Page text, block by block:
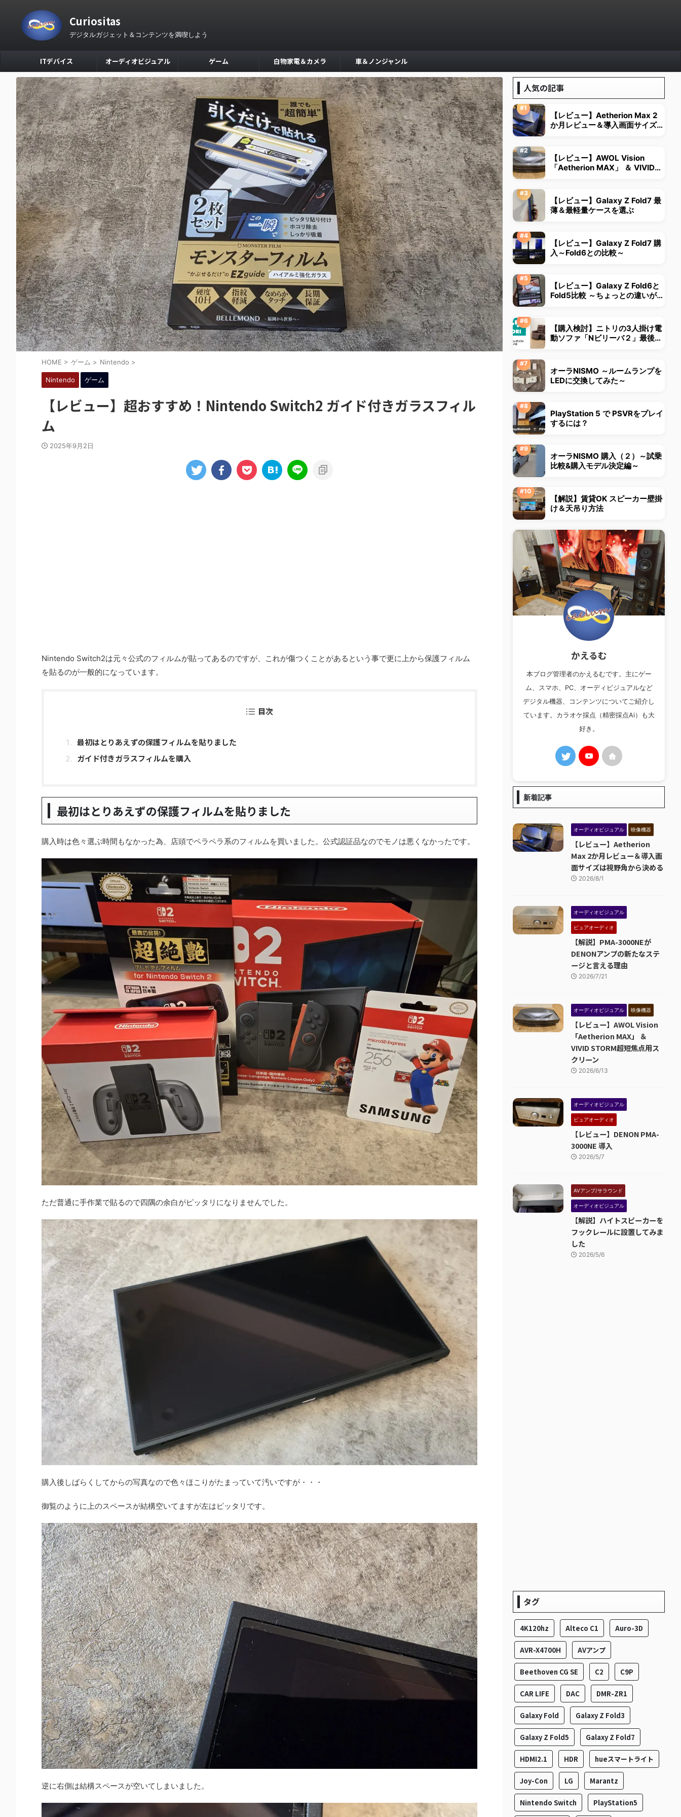
Curiositas
デジタルガジェット＆コンテンツを満喫しよう
ITデバイス オーディオビジュアル ゲーム 白物家電＆カメラ 車＆ノンジャンル
HOME > ゲーム > Nintendo >
Nintendo ゲーム
【レビュー】超おすすめ！Nintendo Switch2 ガイド付きガラスフィル
ム
2025年9月2日
Nintendo Switch2は元々公式のフィルムが貼ってあるのですが、これが傷つくことがあるという事で更に上から保護フィルム
を貼るのが一般的になっています。
目次
最初はとりあえずの保護フィルムを貼りました
ガイド付きガラスフィルムを購入
最初はとりあえずの保護フィルムを貼りました
購入時は色々選ぶ時間もなかった為、店頭でペラペラ系のフィルムを買いました。公式認証品なのでモノは悪くなかったです。
ただ普通に手作業で貼るので四隅の余白がピッタリになりませんでした。
購入後しばらくしてからの写真なので色々ほこりがたまっていて汚いですが・・・
御覧のように上のスペースが結構空いてますが左はピッタリです。
逆に右側は結構スペースが空いてしまいました。
人気の記事
【レビュー】Aetherion Max 2
か月レビュー＆導入画面サイズは
【レビュー】AWOL Vision
「Aetherion MAX」 ＆ VIVID
【レビュー】Galaxy Z Fold7 最
薄＆最軽量ケースを選ぶ
【レビュー】Galaxy Z Fold7 購
入～Fold6との比較～
【レビュー】Galaxy Z Fold6と
Fold5比較 ～ちょっとの違いが大
【購入検討】ニトリの3人掛け電
動ソファ「Nビリーバ２」最後ま
オーラNISMO ～ルームランプを
LEDに交換してみた～
PlayStation 5 で PSVRをプレイ
するには？
オーラNISMO 購入（２）～試乗
比較&購入モデル決定編～
【解説】賃貸OK スピーカー壁掛
け＆天吊り方法
かえるむ
本ブログ管理者のかえるむです。主にゲー
ム、スマホ、PC、オーディビジュアルなど
デジタル機器、コンテンツについてご紹介し
ています。カラオケ採点（精密採点Ai）も大
好き。
新着記事
オーディオビジュアル 映像機器
【レビュー】Aetherion
Max 2か月レビュー＆導入画
面サイズは視野角から決める
2026/8/1
オーディオビジュアル
ピュアオーディオ
【解説】PMA-3000NEが
DENONアンプの新たなステ
ージと言える理由
2026/7/21
オーディオビジュアル 映像機器
【レビュー】AWOL Vision
「Aetherion MAX」 ＆
VIVID STORM超短焦点用ス
クリーン
2026/6/13
オーディオビジュアル
ピュアオーディオ
【レビュー】DENON PMA-
3000NE 導入
2026/5/7
AVアンプ/サラウンド
オーディオビジュアル
【解説】ハイトスピーカーを
フックレールに設置してみま
した
2026/5/6
タグ
4K120hz Alteco C1 Auro-3D
AVR-X4700H AVアンプ
Beethoven CG SE C2 C9P
CAR LIFE DAC DMR-ZR1
Galaxy Fold Galaxy Z Fold3
Galaxy Z Fold5 Galaxy Z Fold7
HDMI2.1 HDR hueスマートライト
Joy-Con LG Marantz
Nintendo Switch PlayStation5